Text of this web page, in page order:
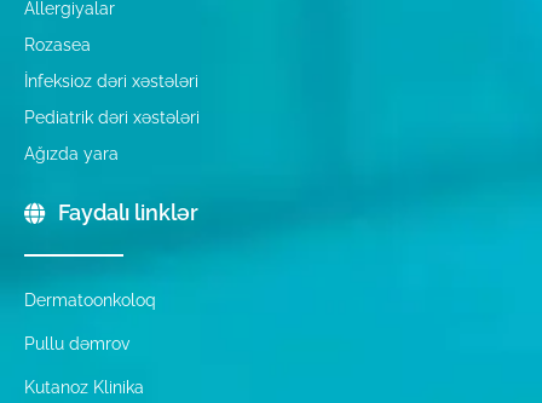
Allergiyalar
Rozasea
İnfeksioz dəri xəstələri
Pediatrik dəri xəstələri
Ağızda yara
Faydalı linklər
Dermatoonkoloq
Pullu dəmrov
Kutanoz Klinika